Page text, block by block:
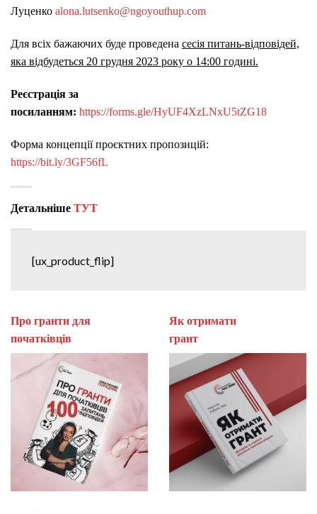
Луценко alona.lutsenko@ngoyouthup.com
Для всіх бажаючих буде проведена сесія питань-відповідей,
яка відбудеться 20 грудня 2023 року о 14:00 годині.
Реєстрація за
посиланням: https://forms.gle/HyUF4XzLNxU5tZG18
Форма концепції проєктних пропозицій:
https://bit.ly/3GF56fL
Детальніше ТУТ
[ux_product_flip]
Про гранти для
початківців
Як отримати